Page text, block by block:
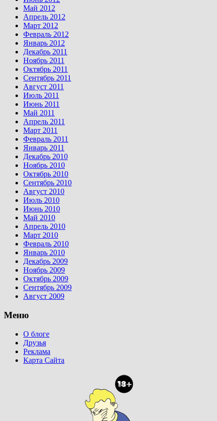
Май 2012
Апрель 2012
Март 2012
Февраль 2012
Январь 2012
Декабрь 2011
Ноябрь 2011
Октябрь 2011
Сентябрь 2011
Август 2011
Июль 2011
Июнь 2011
Май 2011
Апрель 2011
Март 2011
Февраль 2011
Январь 2011
Декабрь 2010
Ноябрь 2010
Октябрь 2010
Сентябрь 2010
Август 2010
Июль 2010
Июнь 2010
Май 2010
Апрель 2010
Март 2010
Февраль 2010
Январь 2010
Декабрь 2009
Ноябрь 2009
Октябрь 2009
Сентябрь 2009
Август 2009
Меню
О блоге
Друзья
Реклама
Карта Сайта